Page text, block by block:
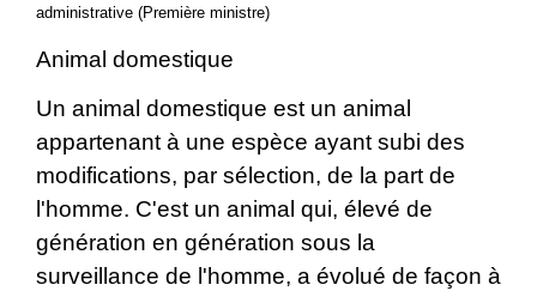
administrative (Première ministre)
Animal domestique
Un animal domestique est un animal
appartenant à une espèce ayant subi des
modifications, par sélection, de la part de
l'homme. C'est un animal qui, élevé de
génération en génération sous la
surveillance de l'homme, a évolué de façon à